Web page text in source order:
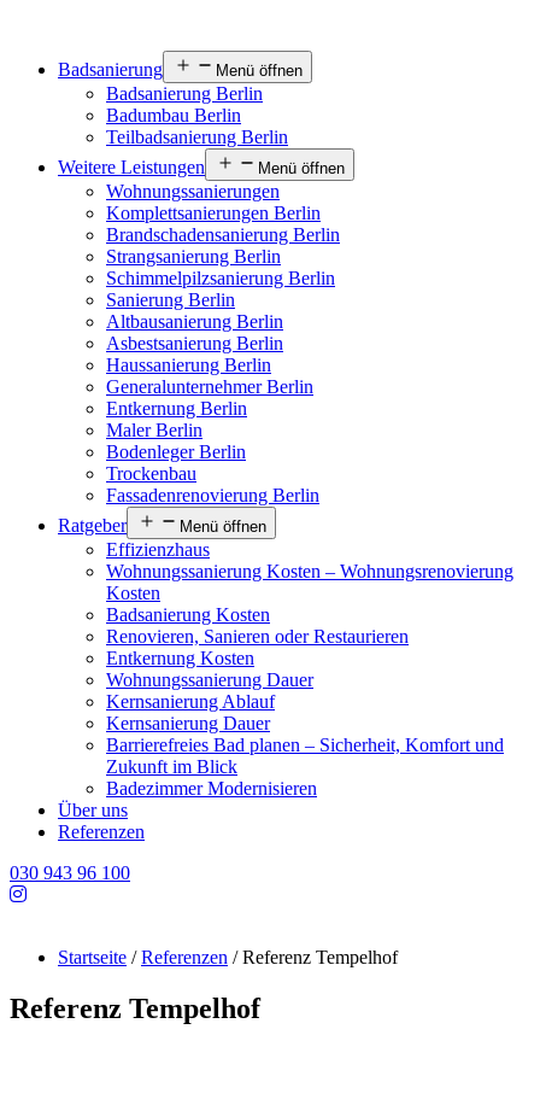
Badsanierung Menü öffnen
Badsanierung Berlin
Badumbau Berlin
Teilbadsanierung Berlin
Weitere Leistungen
Menü öffnen
Wohnungssanierungen
Komplettsanierungen Berlin
Brandschadensanierung Berlin
Strangsanierung Berlin
Schimmelpilzsanierung Berlin
Sanierung Berlin
Altbausanierung Berlin
Asbestsanierung Berlin
Haussanierung Berlin
Generalunternehmer Berlin
Entkernung Berlin
Maler Berlin
Bodenleger Berlin
Trockenbau
Fassadenrenovierung Berlin
Ratgeber
Menü öffnen
Effizienzhaus
Wohnungssanierung Kosten – Wohnungsrenovierung
Kosten
Badsanierung Kosten
Renovieren, Sanieren oder Restaurieren
Entkernung Kosten
Wohnungssanierung Dauer
Kernsanierung Ablauf
Kernsanierung Dauer
Barrierefreies Bad planen – Sicherheit, Komfort und
Zukunft im Blick
Badezimmer Modernisieren
Über uns
Referenzen
030 943 96 100
Startseite /Referenzen /Referenz Tempelhof
Referenz Tempelhof